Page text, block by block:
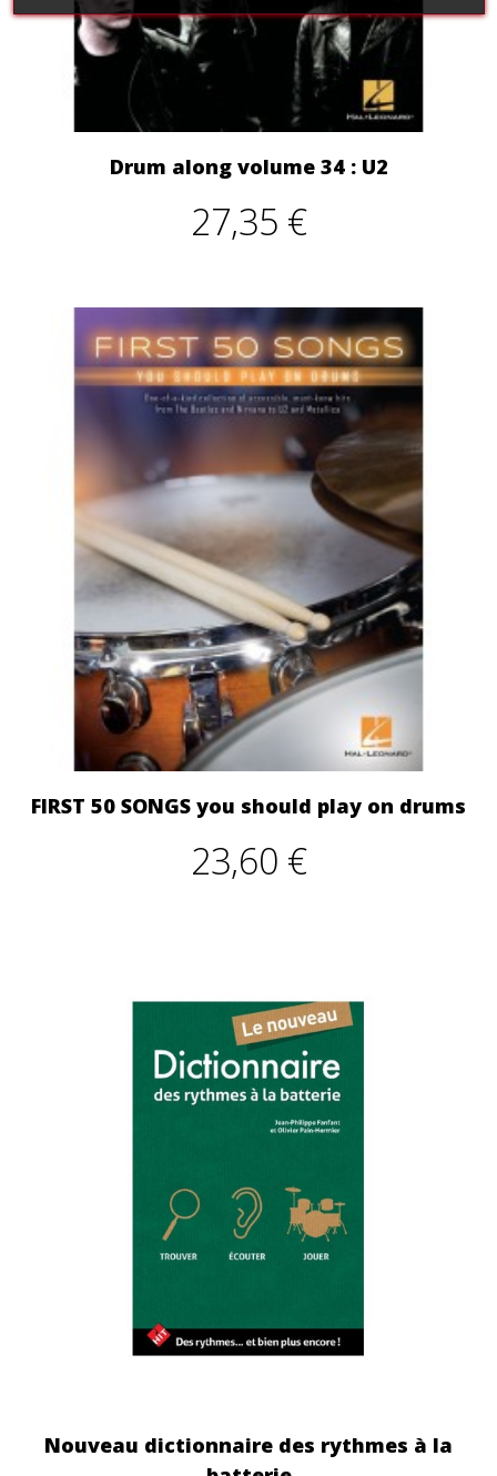
Drum along volume 34 : U2
27,35 €
FIRST 50 SONGS you should play on drums
23,60 €
Nouveau dictionnaire des rythmes à la